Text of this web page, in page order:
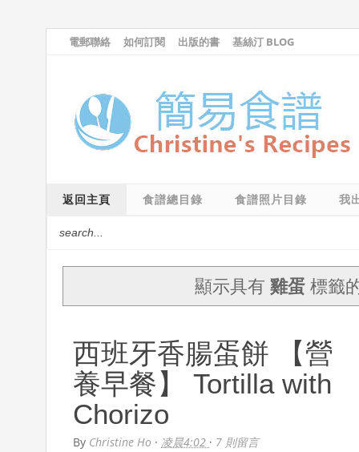
電郵聯絡 如何訂閱 出版的書 基絲汀 BLOG
返回主頁 食譜總目錄 食譜照片目錄 我
顯示具有雞蛋 標籤
西班牙香腸蛋餅 【營
養早餐】 Tortilla with
Chorizo
By Christine Ho · 凌晨4:02 · 7 則留言